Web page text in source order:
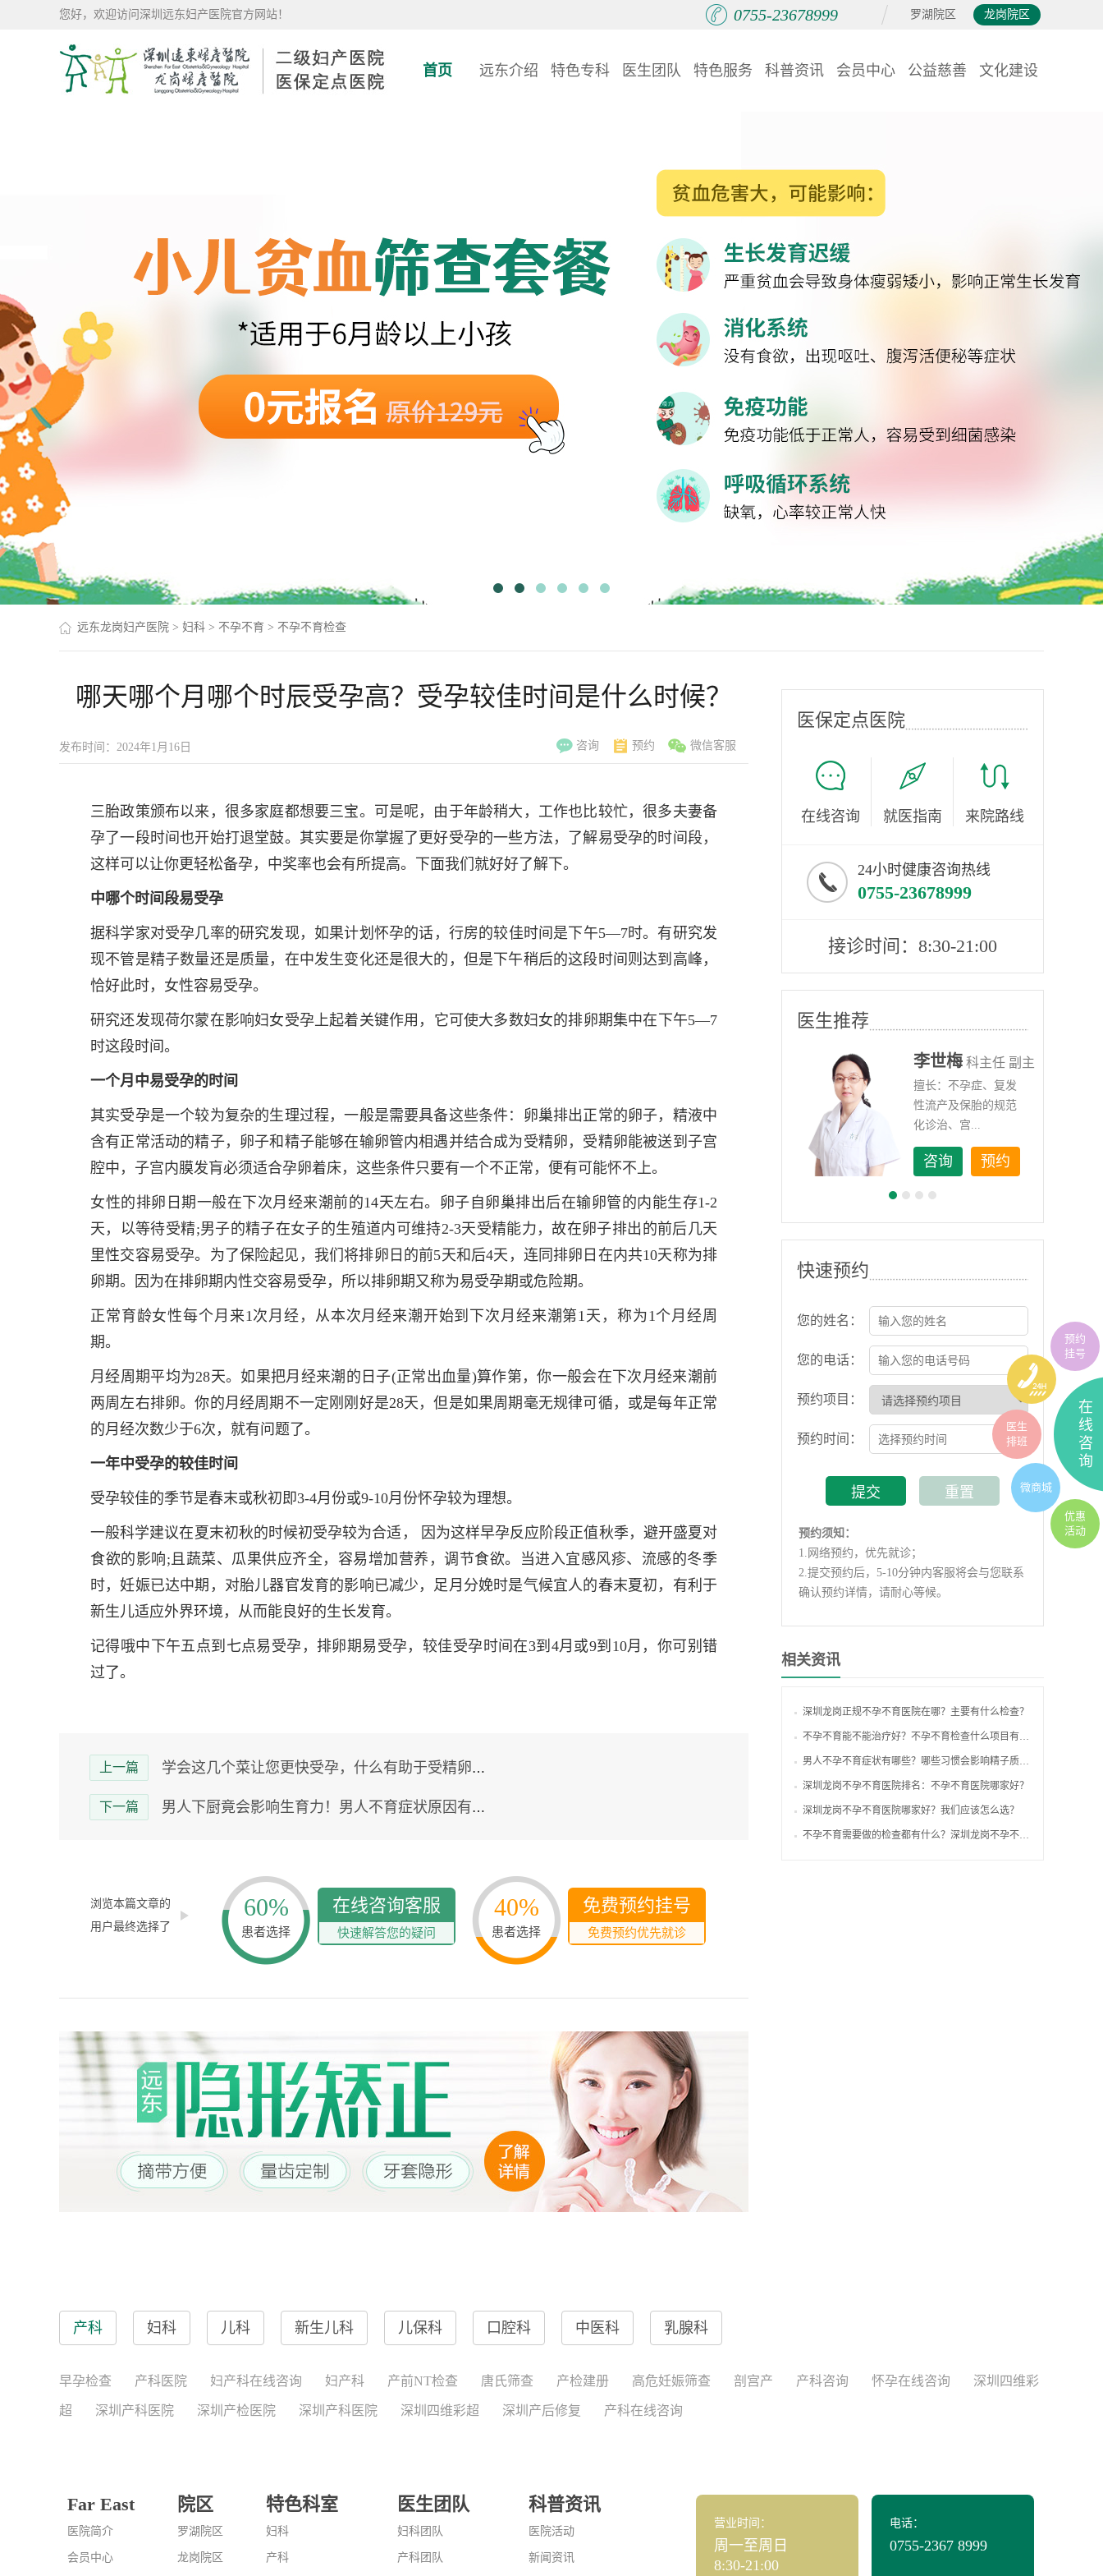
您好，欢迎访问深圳远东妇产医院官方网站！ 罗湖院区 龙岗院区
0755-23678999
首页 远东介绍 特色专科 医生团队 特色服务 科普资讯 会员中心 公益慈善 文化建设
远东龙岗妇产医院 > 妇科 > 不孕不育 > 不孕不育检查
哪天哪个月哪个时辰受孕高？受孕较佳时间是什么时候？
发布时间：2024年1月16日 咨询 预约 微信客服
三胎政策颁布以来，很多家庭都想要三宝。可是呢，由于年龄稍大，工作也比较忙，很多夫妻备
孕了一段时间也开始打退堂鼓。其实要是你掌握了更好受孕的一些方法，了解易受孕的时间段，
这样可以让你更轻松备孕，中奖率也会有所提高。下面我们就好好了解下。
中哪个时间段易受孕
据科学家对受孕几率的研究发现，如果计划怀孕的话，行房的较佳时间是下午5—7时。有研究发
现不管是精子数量还是质量，在中发生变化还是很大的，但是下午稍后的这段时间则达到高峰，
恰好此时，女性容易受孕。
研究还发现荷尔蒙在影响妇女受孕上起着关键作用，它可使大多数妇女的排卵期集中在下午5—7
时这段时间。
一个月中易受孕的时间
其实受孕是一个较为复杂的生理过程，一般是需要具备这些条件：卵巢排出正常的卵子，精液中
含有正常活动的精子，卵子和精子能够在输卵管内相遇并结合成为受精卵，受精卵能被送到子宫
腔中，子宫内膜发肓必须适合孕卵着床，这些条件只要有一个不正常，便有可能怀不上。
女性的排卵日期一般在下次月经来潮前的14天左右。卵子自卵巢排出后在输卵管的内能生存1-2
天，以等待受精;男子的精子在女子的生殖道内可维持2-3天受精能力，故在卵子排出的前后几天
里性交容易受孕。为了保险起见，我们将排卵日的前5天和后4天，连同排卵日在内共10天称为排
卵期。因为在排卵期内性交容易受孕，所以排卵期又称为易受孕期或危险期。
正常育龄女性每个月来1次月经，从本次月经来潮开始到下次月经来潮第1天，称为1个月经周
期。
月经周期平均为28天。如果把月经来潮的日子(正常出血量)算作第，你一般会在下次月经来潮前
两周左右排卵。你的月经周期不一定刚刚好是28天，但是如果周期毫无规律可循，或是每年正常
的月经次数少于6次，就有问题了。
一年中受孕的较佳时间
受孕较佳的季节是春末或秋初即3-4月份或9-10月份怀孕较为理想。
一般科学建议在夏末初秋的时候初受孕较为合适， 因为这样早孕反应阶段正值秋季，避开盛夏对
食欲的影响;且蔬菜、瓜果供应齐全，容易增加营养，调节食欲。当进入宜感风疹、流感的冬季
时，妊娠已达中期，对胎儿器官发育的影响已减少，足月分娩时是气候宜人的春末夏初，有利于
新生儿适应外界环境，从而能良好的生长发育。
记得哦中下午五点到七点易受孕，排卵期易受孕，较佳受孕时间在3到4月或9到10月，你可别错
过了。
上一篇 学会这几个菜让您更快受孕，什么有助于受精卵着床？
下一篇 男人下厨竟会影响生育力！男人不育症状原因有哪些？
浏览本篇文章的
用户最终选择了
60%
患者选择
在线咨询客服
快速解答您的疑问
40%
患者选择
免费预约挂号
免费预约优先就诊
医保定点医院
在线咨询 就医指南 来院路线
24小时健康咨询热线
0755-23678999
接诊时间：8:30-21:00
医生推荐
多发病的诊治，如顽
固性阴道炎...
李世梅 科主任 副主
任医师
擅长：不孕症、复发
性流产及保胎的规范
化诊治、宫...
咨询 预约
快速预约
您的姓名：
您的电话：
预约项目：
预约时间：
预约须知：
1. 网络预约，优先就诊；
2.提交预约后，5-10分钟内客服将会与您联系
确认预约详情，请耐心等候。
相关资讯
深圳龙岗正规不孕不育医院在哪？主要有什么检查？
不孕不育能不能治疗好？不孕不育检查什么项目有哪些？
男人不孕不育症状有哪些？哪些习惯会影响精子质量？
深圳龙岗不孕不育医院排名：不孕不育医院哪家好？
深圳龙岗不孕不育医院哪家好？我们应该怎么选？
不孕不育需要做的检查都有什么？深圳龙岗不孕不育在线报名
产科 妇科 儿科 新生儿科 儿保科 口腔科 中医科 乳腺科
早孕检查 产科医院 妇产科在线咨询 妇产科 产前NT检查 唐氏筛查 产检建册 高危妊娠筛查 剖宫产 产科咨询 怀孕在线咨询 深圳四维彩
超 深圳产科医院 深圳产检医院 深圳产科医院 深圳四维彩超 深圳产后修复 产科在线咨询
Far East
医院简介
会员中心
院区
罗湖院区
龙岗院区
特色科室
妇科
产科
医生团队
妇科团队
产科团队
科普资讯
医院活动
新闻资讯
营业时间：
周一至周日
8:30-21:00
电话：
0755-2367 8999
在
线
咨
询
预约
挂号
医生
排班
微商城
优惠
活动